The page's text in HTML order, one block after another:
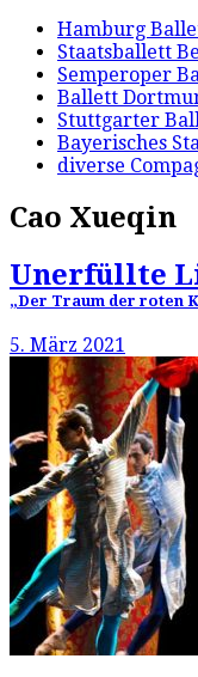
Hamburg
Staatsballett
Semperoper
Ballett
Stuttgarter
Bayerisches
diverse
Cao Xueqin
Unerfüllte
„Der Traum der roten
5. März 2021